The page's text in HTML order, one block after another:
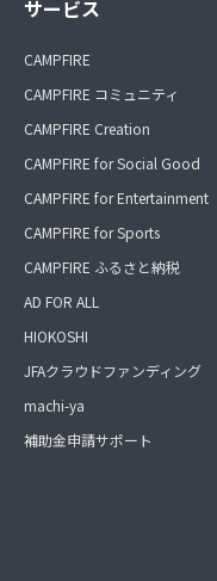
サービス
CAMPFIRE
CAMPFIRE コミュニティ
CAMPFIRE Creation
CAMPFIRE for Social Good
CAMPFIRE for Entertainment
CAMPFIRE for Sports
CAMPFIRE ふるさと納税
AD FOR ALL
HIOKOSHI
JFAクラウドファンディング
machi-ya
補助金申請サポート